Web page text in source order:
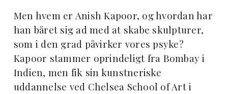
Men hvem er Anish Kapoor, og hvordan har
han båret sig ad med at skabe skulpturer,
som i den grad påvirker vores psyke?
Kapoor stammer oprindeligt fra Bombay i
Indien, men fik sin kunstneriske
uddannelse ved Chelsea School of Art i